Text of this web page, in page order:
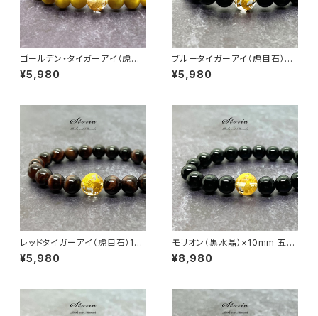
ゴールデン・タイガーアイ（虎目
石）×10mm 五爪皇帝龍【金彫
り】水晶 ブレス
¥5,980
ブルータイガーアイ（虎目石）×1
0mm 五爪皇帝龍【金彫り】水晶
ブレスレット
¥5,980
レッドタイガーアイ（虎目石）10
mm 五爪皇帝龍【金彫り】水晶
ブレスレット
¥5,980
モリオン（黒水晶）×10mm 五爪
皇帝龍【金彫り】水晶 ブレスレッ
ト
¥8,980